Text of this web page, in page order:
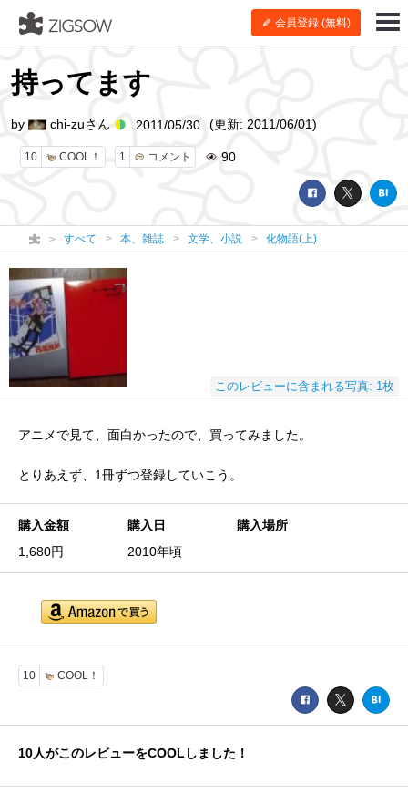
会員登録 (無料)
持ってます
10 COOL！ 1 コメント 90
by chi-zuさん 2011/05/30 (更新: 2011/06/01)
すべて 本、雑誌 文学、小説 化物語(上)
このレビューに含まれる写真: 1枚
アニメで見て、面白かったので、買ってみました。
とりあえず、1冊ずつ登録していこう。
購入金額
1,680円
購入日
2010年頃
購入場所
10 COOL！
10人がこのレビューをCOOLしました！